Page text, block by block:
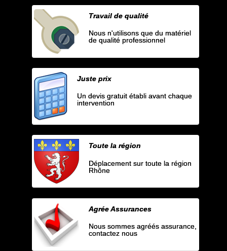
Travail de qualité
Nous n'utilisons que du matériel
de qualité professionnel
Juste prix
Un devis gratuit établi avant chaque
intervention
Toute la région
Déplacement sur toute la région
Rhône
Agrée Assurances
Nous sommes agréés assurance,
contactez nous